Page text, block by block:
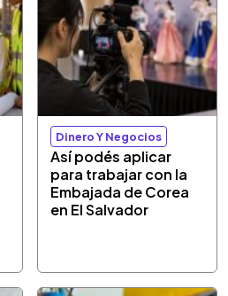
Dinero Y Negocios
Así podés aplicar
para trabajar con la
Embajada de Corea
en El Salvador